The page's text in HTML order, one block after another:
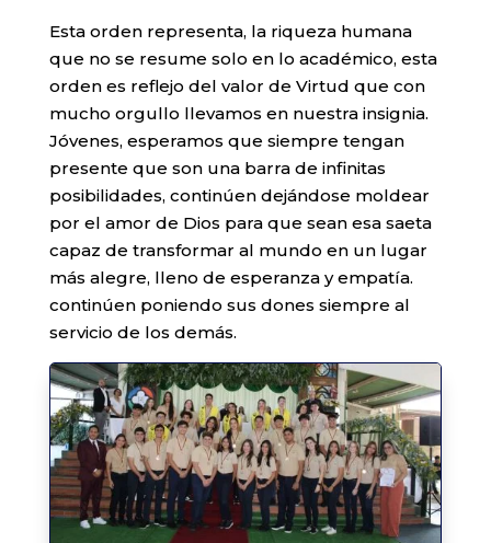
Esta orden representa, la riqueza humana
que no se resume solo en lo académico, esta
orden es reflejo del valor de Virtud que con
mucho orgullo llevamos en nuestra insignia.
Jóvenes, esperamos que siempre tengan
presente que son una barra de infinitas
posibilidades, continúen dejándose moldear
por el amor de Dios para que sean esa saeta
capaz de transformar al mundo en un lugar
más alegre, lleno de esperanza y empatía.
continúen poniendo sus dones siempre al
servicio de los demás.